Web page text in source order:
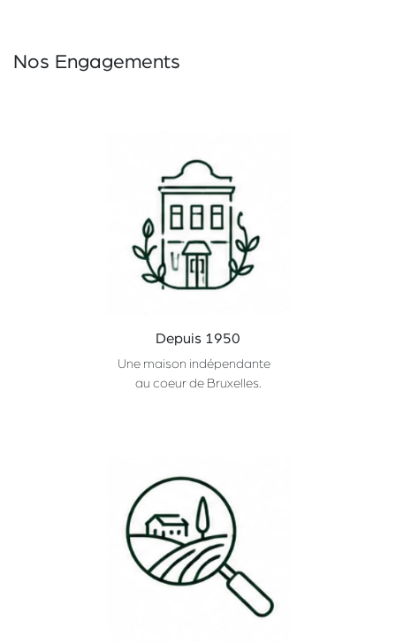
Nos Engagements
Depuis 1950
Une maison indépendante
au coeur de Bruxelles.